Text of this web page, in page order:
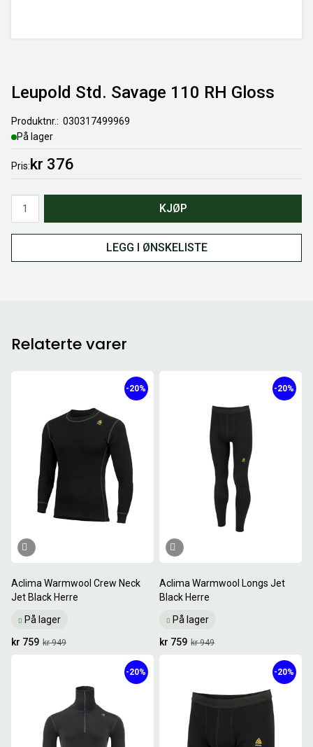
Leupold Std. Savage 110 RH Gloss
Produktnr.
030317499969
På lager
Pris kr 376
KJØP
LEGG I ØNSKELISTE
Relaterte varer
Aclima Warmwool Crew Neck
Jet Black Herre
På lager
-20%
kr 949
kr 759
Aclima Warmwool Longs Jet
Black Herre
På lager
-20%
kr 949
kr 759
-20% -20%